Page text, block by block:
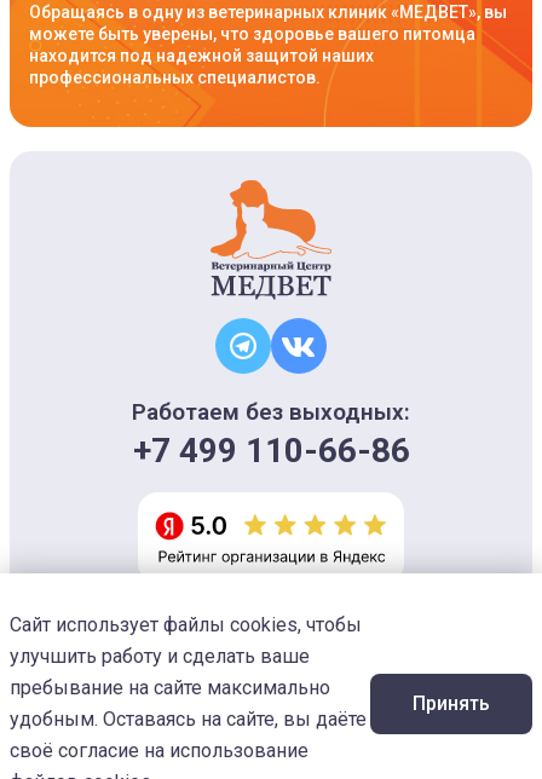
Обращаясь в одну из ветеринарных клиник «МЕДВЕТ», вы
можете быть уверены, что здоровье вашего питомца
находится под надежной защитой наших
профессиональных специалистов.
Работаем без выходных:
+7 499 110-66-86
Информация на сайте носит ознакомительный характер и не является
офертой, не может использоваться для постановки диагноза и плана
лечения
Изображения предоставленыDesigned by Freepik
© 2026 Ветеринарный центр «МЕДВЕТ»
Сайт использует файлы cookies, чтобы
улучшить работу и сделать ваше
пребывание на сайте максимально
удобным. Оставаясь на сайте, вы даёте
своё согласие на использование
Принять